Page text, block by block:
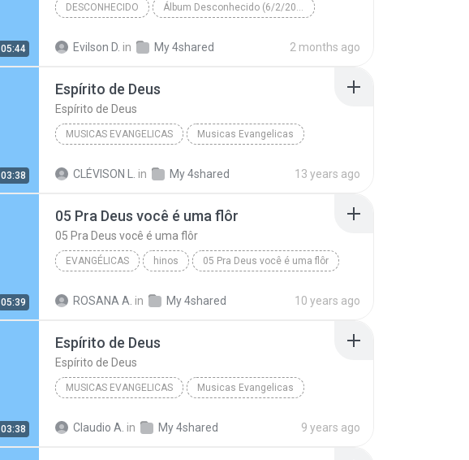
05:44
DESCONHECIDO Álbum Desconhecido (6/2/2007 18:39:44)
Evilson D. in My 4shared 2 months ago
03:38
Espírito de Deus
Espírito de Deus
MUSICAS EVANGELICAS Musicas Evangelicas
CLÉVISON L. in My 4shared 13 years ago
05:39
05 Pra Deus você é uma flôr
05 Pra Deus você é uma flôr
EVANGÉLICAS hinos 05 Pra Deus você é uma flôr
ROSANA A. in My 4shared 10 years ago
03:38
Espírito de Deus
Espírito de Deus
MUSICAS EVANGELICAS Musicas Evangelicas
Claudio A. in My 4shared 9 years ago